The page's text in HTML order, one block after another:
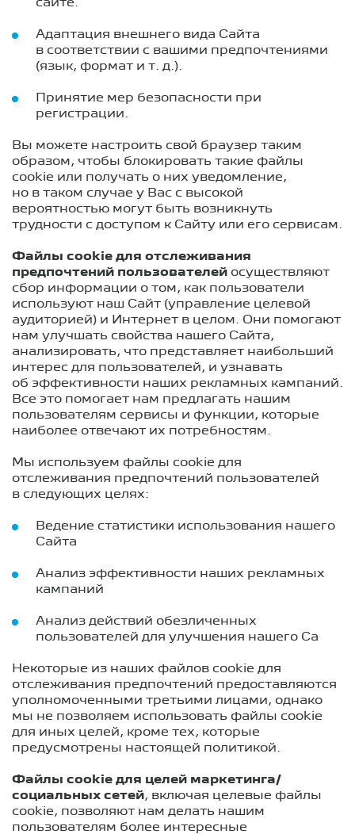
сайте.
Адаптация внешнего вида Сайта
в соответствии с вашими предпочтениями
(язык, формат и т. д. ).
Принятие мер безопасности при
регистрации.
Вы можете настроить свой браузер таким
образом, чтобы блокировать такие файлы
cookie или получать о них уведомление,
но в таком случае у Вас с высокой
вероятностью могут быть возникнуть
трудности с доступом к Сайту или его сервисам.
Файлы cookie для отслеживания
предпочтений пользователей осуществляют
сбор информации о том, как пользователи
используют наш Сайт (управление целевой
аудиторией) и Интернет в целом. Они помогают
нам улучшать свойства нашего Сайта,
анализировать, что представляет наибольший
интерес для пользователей, и узнавать
об эффективности наших рекламных кампаний.
Все это помогает нам предлагать нашим
пользователям сервисы и функции, которые
наиболее отвечают их потребностям.
Мы используем файлы cookie для
отслеживания предпочтений пользователей
в следующих целях:
Ведение статистики использования нашего
Сайта
Анализ эффективности наших рекламных
кампаний
Анализ действий обезличенных
пользователей для улучшения нашего Са
Некоторые из наших файлов cookie для
отслеживания предпочтений предоставляются
уполномоченными третьими лицами, однако
мы не позволяем использовать файлы cookie
для иных целей, кроме тех, которые
предусмотрены настоящей политикой.
Файлы cookie для целей маркетинга/
социальных сетей, включая целевые файлы
cookie, позволяют нам делать нашим
пользователям более интересные